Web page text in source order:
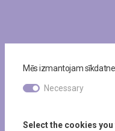
Mēs izmantojam
Necessary
Select the cookies